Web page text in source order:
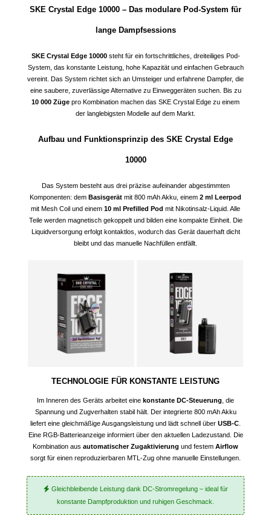
SKE Crystal Edge 10000 – Das modulare Pod-System für
lange Dampfsessions
SKE Crystal Edge 10000steht für ein fortschrittliches, dreiteiliges Pod-
System, das konstante Leistung, hohe Kapazität und einfachen Gebrauch
vereint. Das System richtet sich an Umsteiger und erfahrene Dampfer, die
eine saubere, zuverlässige Alternative zu Einweggeräten suchen. Bis zu
10 000 Züge pro Kombination machen das SKE Crystal Edge zu einem
der langlebigsten Modelle auf dem Markt.
Aufbau und Funktionsprinzip des SKE Crystal Edge
10000
Das System besteht aus drei präzise aufeinander abgestimmten
Komponenten: dem Basisgerät mit 800 mAh Akku, einem 2 ml Leerpod
mit Mesh Coil und einem 10 ml Prefilled Pod mit Nikotinsalz-Liquid. Alle
Teile werden magnetisch gekoppelt und bilden eine kompakte Einheit. Die
Liquidversorgung erfolgt kontaktlos, wodurch das Gerät dauerhaft dicht
bleibt und das manuelle Nachfüllen entfällt.
TECHNOLOGIE FÜR KONSTANTE LEISTUNG
Im Inneren des Geräts arbeitet eine konstante DC-Steuerung, die
Spannung und Zugverhalten stabil hält. Der integrierte 800 mAh Akku
liefert eine gleichmäßige Ausgangsleistung und lädt schnell über USB-C.
Eine RGB-Batterieanzeige informiert über den aktuellen Ladezustand. Die
Kombination aus automatischer Zugaktivierung und festem Airflow
sorgt für einen reproduzierbaren MTL-Zug ohne manuelle Einstellungen.
Gleichbleibende Leistung dank DC-Stromregelung – ideal für
konstante Dampfproduktion und ruhigen Geschmack.